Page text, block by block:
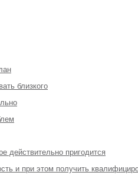
близкого
действительно пригодится
и при этом получить